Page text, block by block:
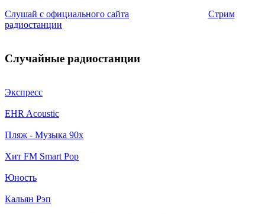
Слушай с официального сайта
Стрим
радиостанции
Случайные радиостанции
Экспресс
EHR Acoustic
Пляж - Музыка 90х
Хит FM Smart Pop
Юность
Кальян Рэп